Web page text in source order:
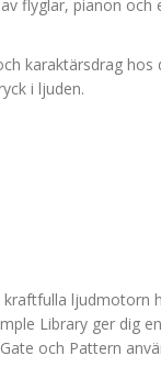
flyglar, pianon
karaktärsdrag
i ljuden.
Library ger dig
och Pattern